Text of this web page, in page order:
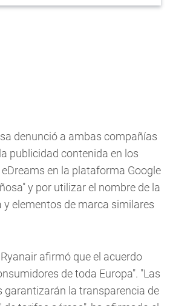
denunció a ambas compañías
publicidad contenida en los
en la plataforma Google
y por utilizar el nombre de la
elementos de marca similares
afirmó que el acuerdo
de toda Europa". "Las
garantizarán la transparencia de